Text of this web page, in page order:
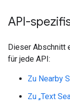
API-
Dieser Abschnitt
für jede API:
Zu Nearby
Zu „Text